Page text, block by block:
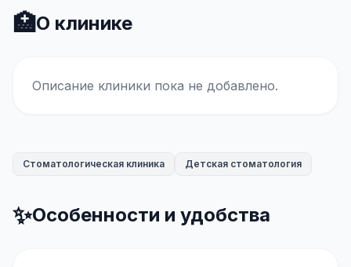
🏥О клинике
Описание клиники пока не добавлено.
Стоматологическая клиника Детская стоматология
✨Особенности и удобства